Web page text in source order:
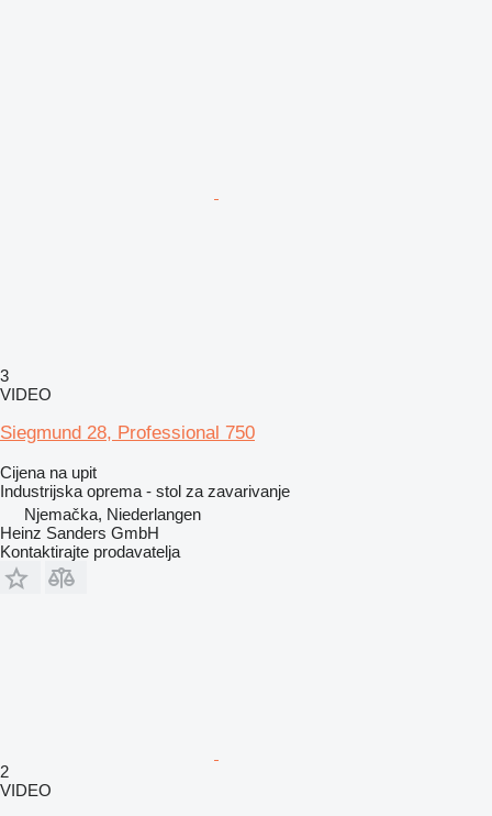
3
VIDEO
Siegmund 28, Professional 750
Cijena na upit
Industrijska oprema - stol za zavarivanje
Njemačka, Niederlangen
Heinz Sanders GmbH
Kontaktirajte prodavatelja
2
VIDEO